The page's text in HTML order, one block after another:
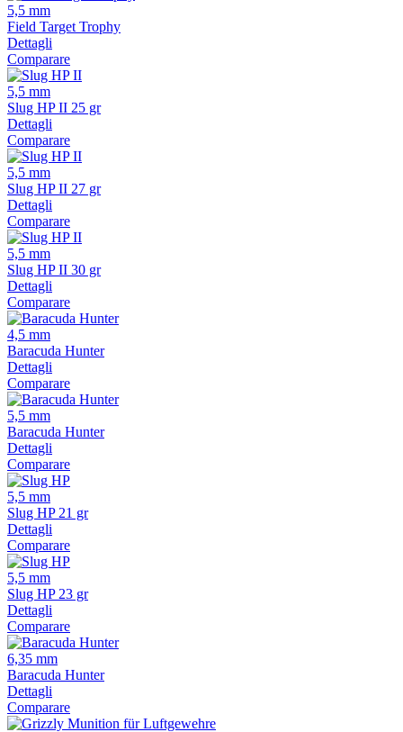
5,5 mm
Field Target Trophy
Dettagli
Comparare
5,5 mm
Slug HP II 25 gr
Dettagli
Comparare
5,5 mm
Slug HP II 27 gr
Dettagli
Comparare
5,5 mm
Slug HP II 30 gr
Dettagli
Comparare
4,5 mm
Baracuda Hunter
Dettagli
Comparare
5,5 mm
Baracuda Hunter
Dettagli
Comparare
5,5 mm
Slug HP 21 gr
Dettagli
Comparare
5,5 mm
Slug HP 23 gr
Dettagli
Comparare
6,35 mm
Baracuda Hunter
Dettagli
Comparare